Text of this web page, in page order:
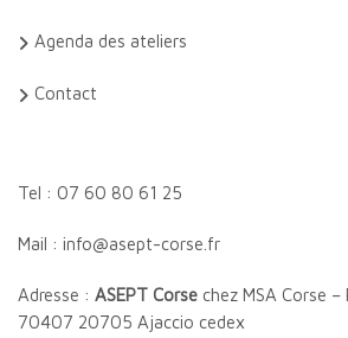
Agenda des ateliers
Contact
Tel : 07 60 80 61 25
Mail : info@asept-corse.fr
Adresse : ASEPT Corse chez MSA Corse
70407 20705 Ajaccio cedex